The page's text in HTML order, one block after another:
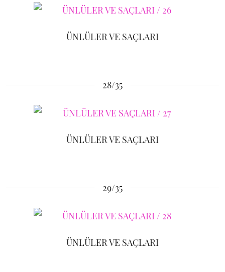
ÜNLÜLER VE SAÇLARI
28/35
ÜNLÜLER VE SAÇLARI
29/35
ÜNLÜLER VE SAÇLARI